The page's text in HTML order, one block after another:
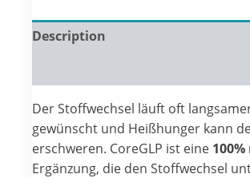
Description
Der Stoffwechsel läuft oft
gewünscht und Heißhunger kann
erschweren. CoreGLP ist eine
Ergänzung, die den Stoffwechsel